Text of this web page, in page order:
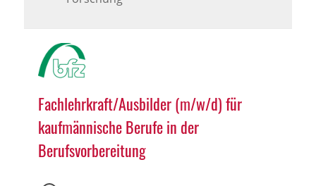
Fachlehrkraft/Ausbilder (m/w/d) für
kaufmännische Berufe in der
Berufsvorbereitung